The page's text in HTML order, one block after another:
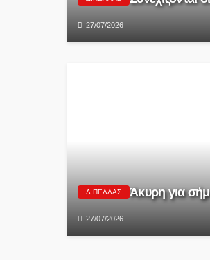
27/07/2026
Δ.ΠΈΛΛΑΣ Άκυρη για
27/07/2026